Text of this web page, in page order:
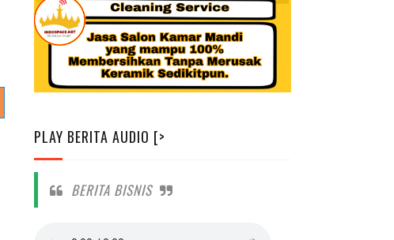
PLAY BERITA AUDIO [>
BERITA BISNIS